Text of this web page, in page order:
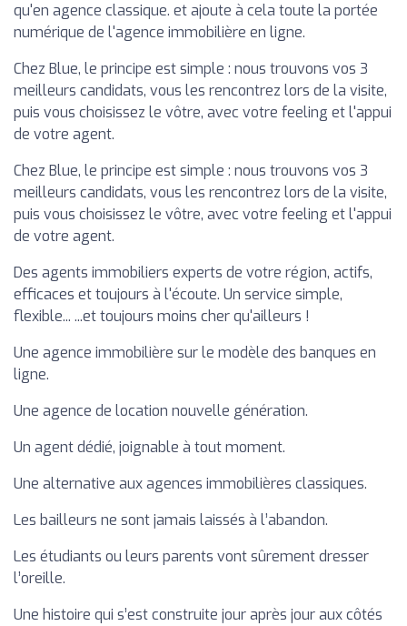
qu'en agence classique. et ajoute à cela toute la portée
numérique de l'agence immobilière en ligne.
Chez Blue, le principe est simple : nous trouvons vos 3
meilleurs candidats, vous les rencontrez lors de la visite,
puis vous choisissez le vôtre, avec votre feeling et l'appui
de votre agent.
Chez Blue, le principe est simple : nous trouvons vos 3
meilleurs candidats, vous les rencontrez lors de la visite,
puis vous choisissez le vôtre, avec votre feeling et l'appui
de votre agent.
Des agents immobiliers experts de votre région, actifs,
efficaces et toujours à l'écoute. Un service simple,
flexible... ...et toujours moins cher qu'ailleurs !
Une agence immobilière sur le modèle des banques en
ligne.
Une agence de location nouvelle génération.
Un agent dédié, joignable à tout moment.
Une alternative aux agences immobilières classiques.
Les bailleurs ne sont jamais laissés à l’abandon.
Les étudiants ou leurs parents vont sûrement dresser
l’oreille.
Une histoire qui s’est construite jour après jour aux côtés